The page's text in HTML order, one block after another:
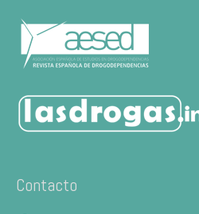
Contacto